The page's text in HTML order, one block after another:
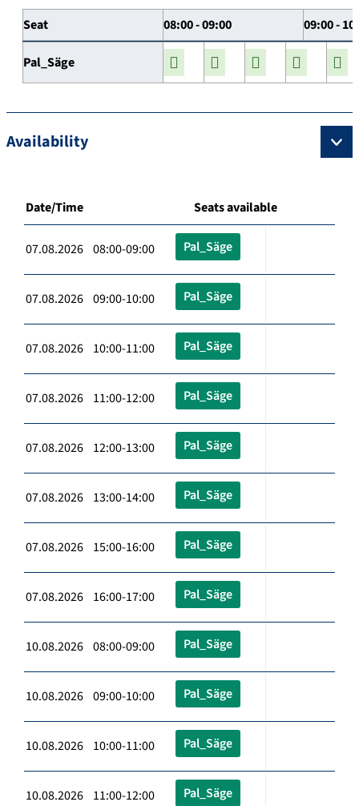
Seat 08:00 - 09:00 09:00 -
Pal_Säge
Availability
Date/Time Seats available
07.08.2026 08:00-09:00 Pal_Säge
07.08.2026 09:00-10:00 Pal_Säge
07.08.2026 10:00-11:00 Pal_Säge
07.08.2026 11:00-12:00 Pal_Säge
07.08.2026 12:00-13:00 Pal_Säge
07.08.2026 13:00-14:00 Pal_Säge
07.08.2026 15:00-16:00 Pal_Säge
07.08.2026 16:00-17:00 Pal_Säge
10.08.2026 08:00-09:00 Pal_Säge
10.08.2026 09:00-10:00 Pal_Säge
10.08.2026 10:00-11:00 Pal_Säge
10.08.2026 11:00-12:00 Pal_Säge